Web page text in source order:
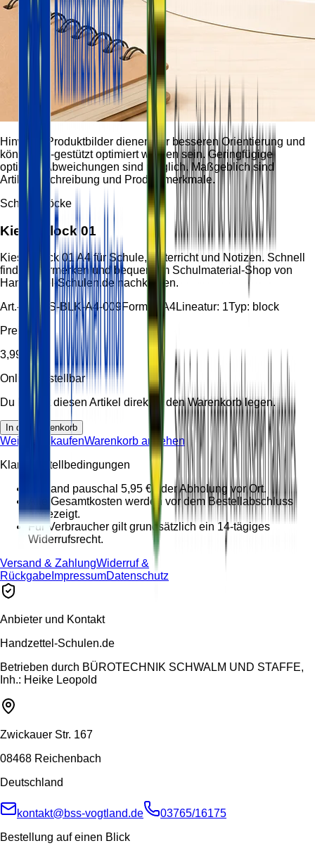
Hinweis:
Produktbilder dienen der besseren Orientierung und
können KI-gestützt optimiert worden sein. Geringfügige
optische Abweichungen sind möglich. Maßgeblich sind
Artikelbeschreibung und Produktmerkmale.
Schreibblöcke
Kieserblock 01
Kieserblock 01 A4 für Schule, Unterricht und Notizen. Schnell
finden, vormerken und bequem im Schulmaterial-Shop von
Handzettel-Schulen.de nachkaufen.
Art.-Nr.: HS-BLK-A4-009Format: A4Lineatur: 1Typ: block
Preis
3,99 €
Online bestellbar
Du kannst diesen Artikel direkt in den Warenkorb legen.
In den Warenkorb
Weiter einkaufenWarenkorb ansehen
Klare Bestellbedingungen
Versand pauschal 5,95 € oder Abholung vor Ort.
Alle Gesamtkosten werden vor dem Bestellabschluss
angezeigt.
Für Verbraucher gilt grundsätzlich ein 14-tägiges
Widerrufsrecht.
Versand & ZahlungWiderruf &
Rückgabe ImpressumDatenschutz
Anbieter und Kontakt
Handzettel-Schulen.de
Betrieben durch BÜROTECHNIK SCHWALM UND STAFFE,
Inh.: Heike Leopold
Zwickauer Str. 167
08468 Reichenbach
Deutschland
kontakt@bss-vogtland.de
03765/16175
Bestellung auf einen Blick